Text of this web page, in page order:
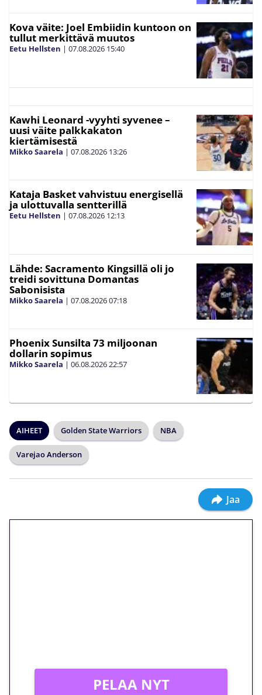
Kova väite: Joel Embiidin kuntoon on
tullut merkittävä muutos
Eetu Hellsten | 07.08.2026 15:40
Kawhi Leonard -vyyhti syvenee –
uusi väite palkkakaton
kiertämisestä
Mikko Saarela | 07.08.2026 13:26
Kataja Basket vahvistuu energisellä
ja ulottuvalla sentterillä
Eetu Hellsten | 07.08.2026 12:13
Lähde: Sacramento Kingsillä oli jo
treidi sovittuna Domantas
Sabonisista
Mikko Saarela | 07.08.202607:18
Phoenix Sunsilta 73 miljoonan
dollarin sopimus
Mikko Saarela | 06.08.202622:57
AIHEET Golden State Warriors NBA
Varejao Anderson
Jaa
PELAA NYT